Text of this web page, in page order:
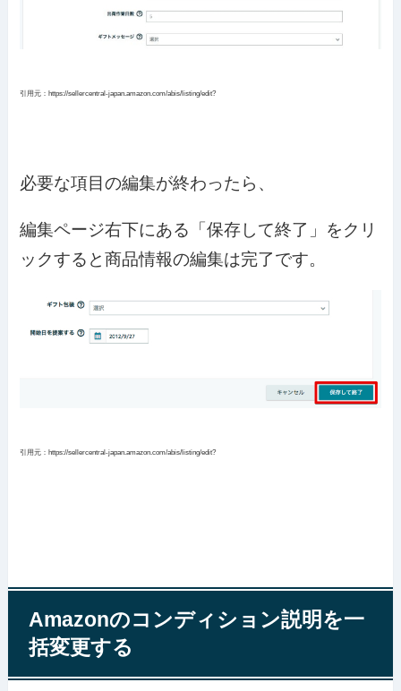
引用元：https://sellercentral-japan.amazon.com/abis/listing/edit?
必要な項目の編集が終わったら、
編集ページ右下にある「保存して終了」をクリ
ックすると商品情報の編集は完了です。
引用元：https://sellercentral-japan.amazon.com/abis/listing/edit?
Amazonのコンディション説明を一
括変更する